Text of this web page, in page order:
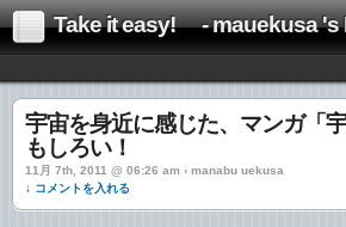
Take it easy! - mauekusa 's
宇宙を身近に感じた、マンガ「
もしろい！
11月 7th, 2011 @ 06:26 am › manabu uekusa
↓ コメントを入れる